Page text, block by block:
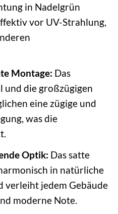
in Nadelgrün
vor UV-Strahlung,
Montage: Das
die großzügigen
eine zügige und
was die
Optik: Das satte
in natürliche
verleiht jedem Gebäude
moderne Note.